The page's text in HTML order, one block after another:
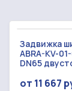
Задвижка
ABRA-KV-
DN65
от 11 667
С